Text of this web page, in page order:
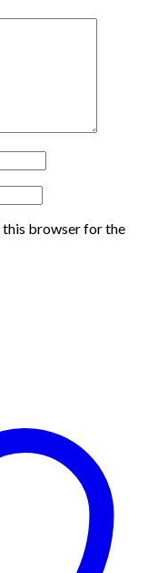
this browser for the